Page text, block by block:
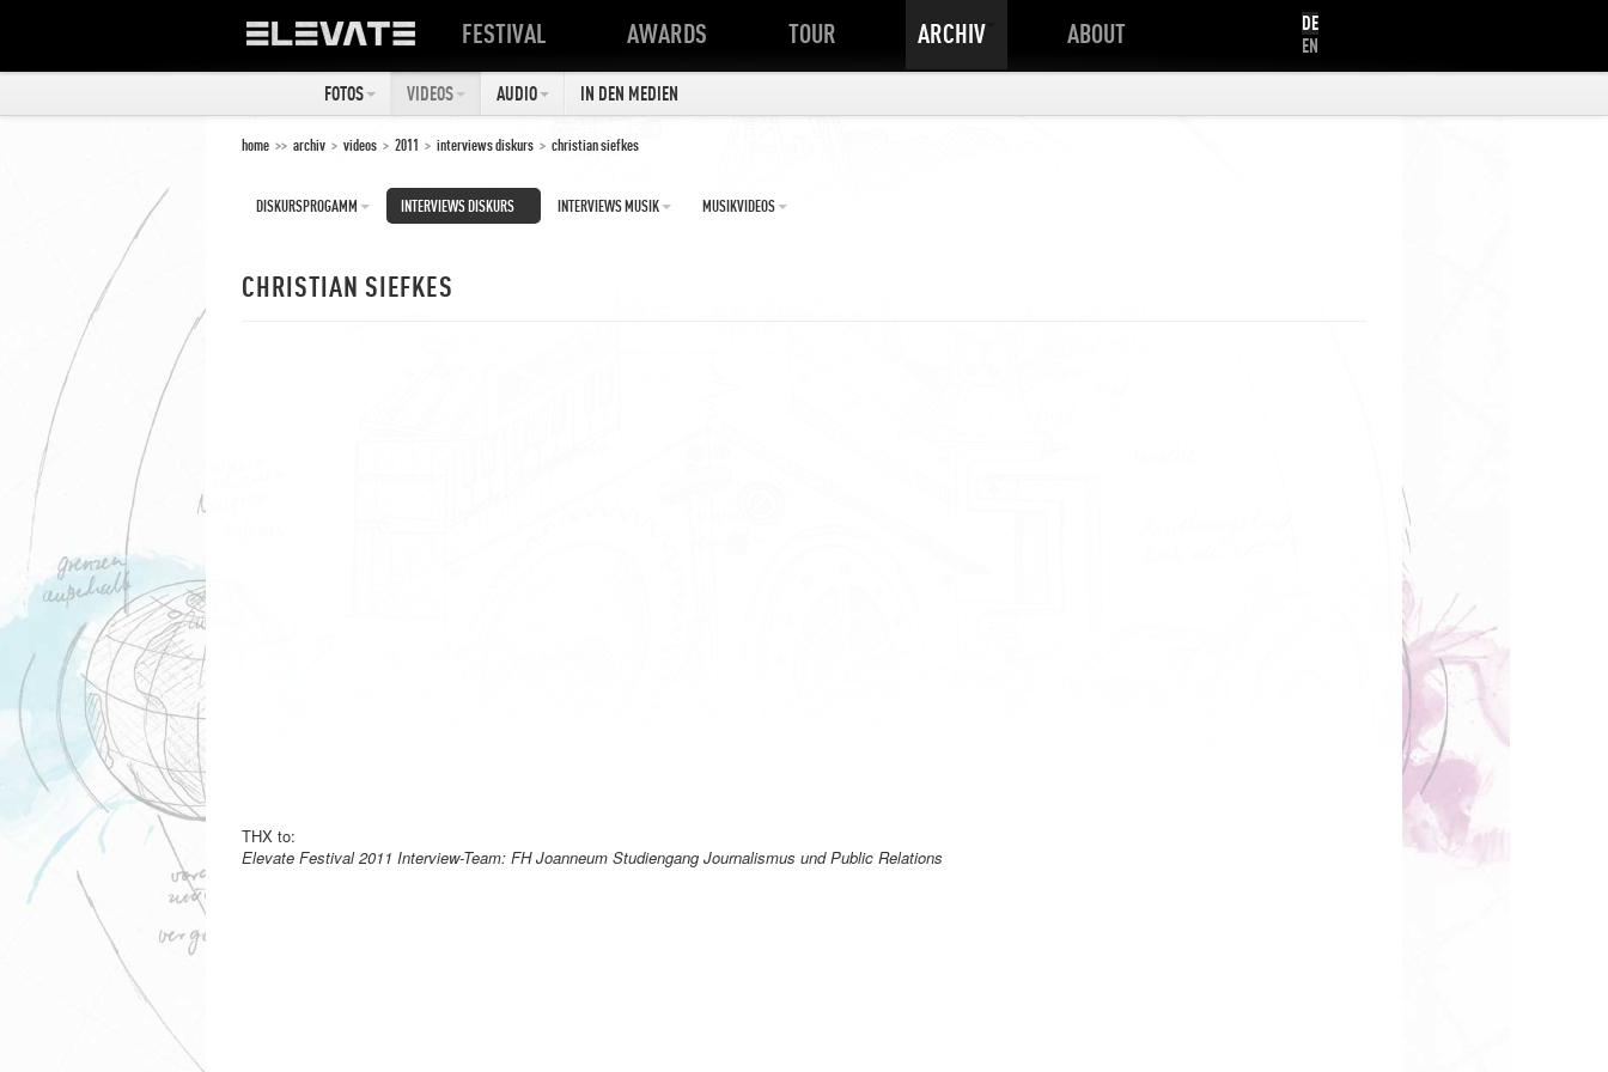
FESTIVAL AWARDS TOUR ARCHIV ABOUT
DE
EN
FOTOS VIDEOS AUDIO IN DEN MEDIEN
home >> archiv > videos > 2011 > interviews diskurs > christian siefkes
DISKURSPROGAMM INTERVIEWS DISKURS INTERVIEWS MUSIK MUSIKVIDEOS
CHRISTIAN SIEFKES
THX to:
Elevate Festival 2011 Interview-Team: FH Joanneum Studiengang Journalismus und Public Relations